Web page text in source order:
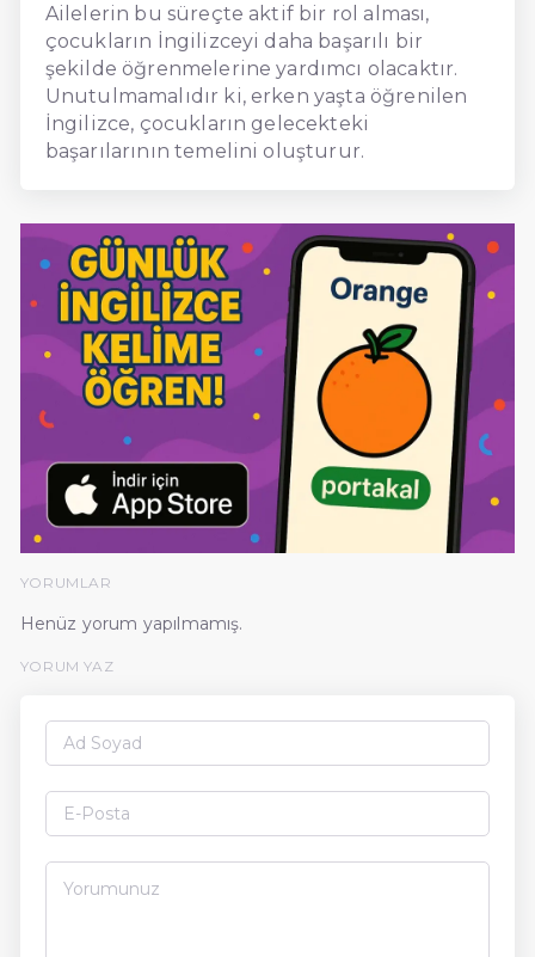
Ailelerin bu süreçte aktif bir rol alması,
çocukların İngilizceyi daha başarılı bir
şekilde öğrenmelerine yardımcı olacaktır.
Unutulmamalıdır ki, erken yaşta öğrenilen
İngilizce, çocukların gelecekteki
başarılarının temelini oluşturur.
YORUMLAR
Henüz yorum yapılmamış.
YORUM YAZ